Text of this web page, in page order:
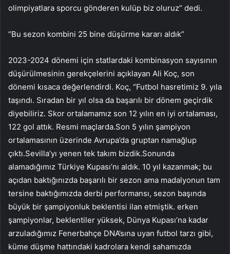
olimpiyatlara sporcu gönderen kulüp biz oluruz” dedi.
“Bu sezon kombini 25 bine düşürme kararı aldık”
2023-2024 dönemi için statlardaki kombinasyon sayısının
düşürülmesinin gerekçelerini açıklayan Ali Koç, son
dönemi kısaca değerlendirdi. Koç, “Futbol hasretimiz 9. yıla
taşındı. Sıradan bir yıl olsa da başarılı bir dönem geçirdik
diyebiliriz. Skor ortalamamız son 12 yılın en iyi ortalaması,
122 gol attık. Resmi maçlarda.Son 5 yılın şampiyon
ortalamasının üzerinde Avrupa’da gruptan namağlup
çıktı.Sevilla’yı yenen tek takım bizdik.Sonunda
alamadığımız Türkiye Kupası’nı aldık. 10 yıl kazanmak; bu
açıdan baktığınızda başarılı bir sezon ama madalyonun tam
tersine baktığımızda derbi performansı, sezon başında
büyük bir şampiyonluk beklentisi ilan etmiştik. erken
şampiyonlar, beklentiler yüksek, Dünya Kupası’na kadar
arzuladığımız Fenerbahçe DNA’sına uyan futbol tarzı gibi,
küme düşme hattındaki kadrolara kendi sahamızda